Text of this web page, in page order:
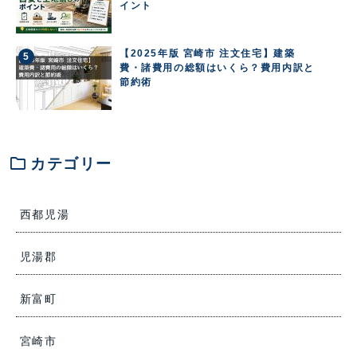
イント
【2025年版 宮崎市 注文住宅】建築
費・諸費用の総額はいくら？費用内訳と
節約術
folder カテゴリー
西都児湯
児湯郡
新富町
宮崎市